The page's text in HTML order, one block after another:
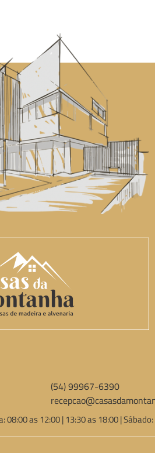
(54) 99967-6390
as 12:00 | 13:30 as 18:00 |